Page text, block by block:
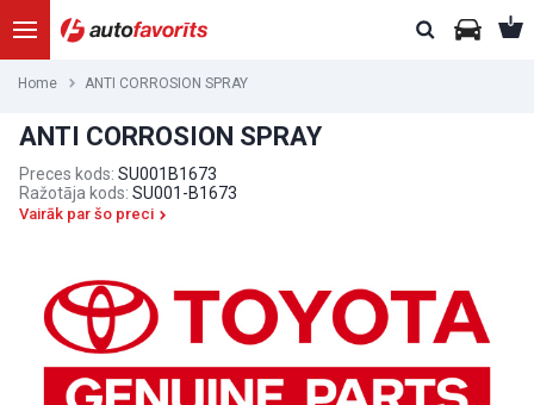
Home ANTI CORROSION SPRAY
ANTI CORROSION SPRAY
Preces kods: SU001B1673
Ražotāja kods: SU001-B1673
Vairāk par šo preci